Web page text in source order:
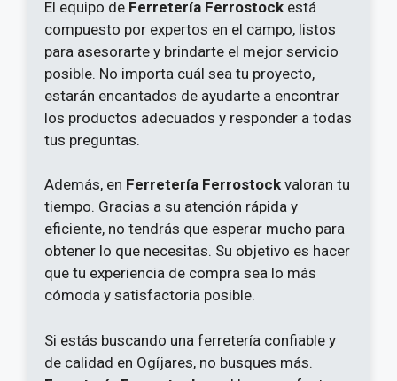
El equipo de Ferretería Ferrostock está
compuesto por expertos en el campo, listos
para asesorarte y brindarte el mejor servicio
posible. No importa cuál sea tu proyecto,
estarán encantados de ayudarte a encontrar
los productos adecuados y responder a todas
tus preguntas.
Además, en Ferretería Ferrostock valoran tu
tiempo. Gracias a su atención rápida y
eficiente, no tendrás que esperar mucho para
obtener lo que necesitas. Su objetivo es hacer
que tu experiencia de compra sea lo más
cómoda y satisfactoria posible.
Si estás buscando una ferretería confiable y
de calidad en Ogíjares, no busques más.